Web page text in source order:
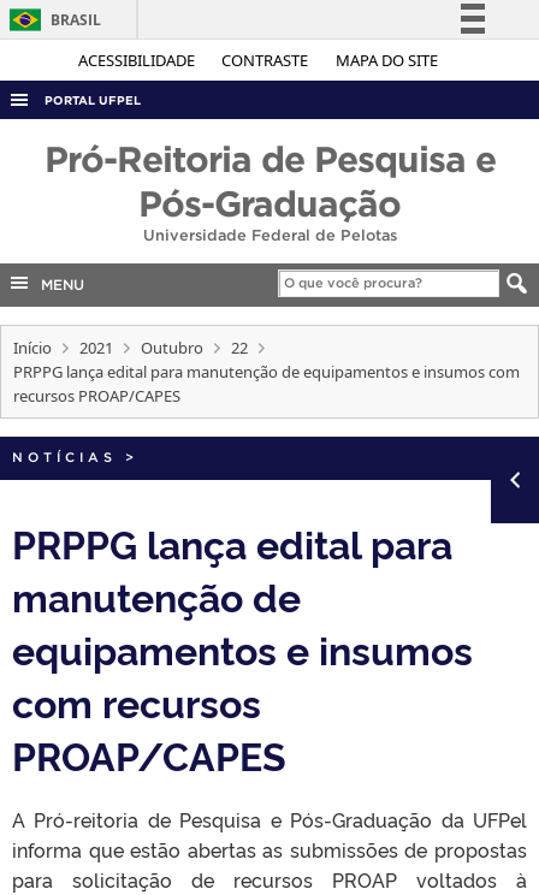
ACESSIBILIDADE CONTRASTE MAPA DO SITE
BRASIL
Simplifique!
Acesso à informação
Legislação
Canais
PORTAL UFPEL
CONCURSOS
EDITAIS
INTERNACIONAL
Pró-Reitoria de Pesquisa e
Pós-Graduação
Universidade Federal de Pelotas
MENU
Início 2021 Outubro
22
PRPPG lança edital para manutenção de equipamentos e insumos com
recursos PROAP/CAPES
NOTÍCIAS >
PRPPG lança edital para
manutenção de
equipamentos e insumos
com recursos
PROAP/CAPES
A Pró-reitoria de Pesquisa e Pós-Graduação da UFPel
informa que estão abertas as submissões de propostas
para solicitação de recursos PROAP voltados à